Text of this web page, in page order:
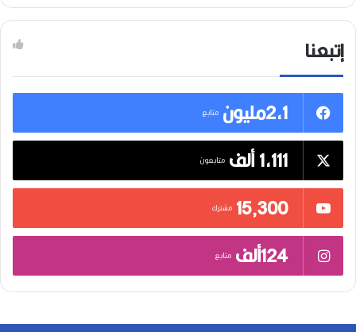
إتبعنا
2,1مليون
متابع
1,111 ألف متابعون
15٬300 مشترك
124ألف متابع